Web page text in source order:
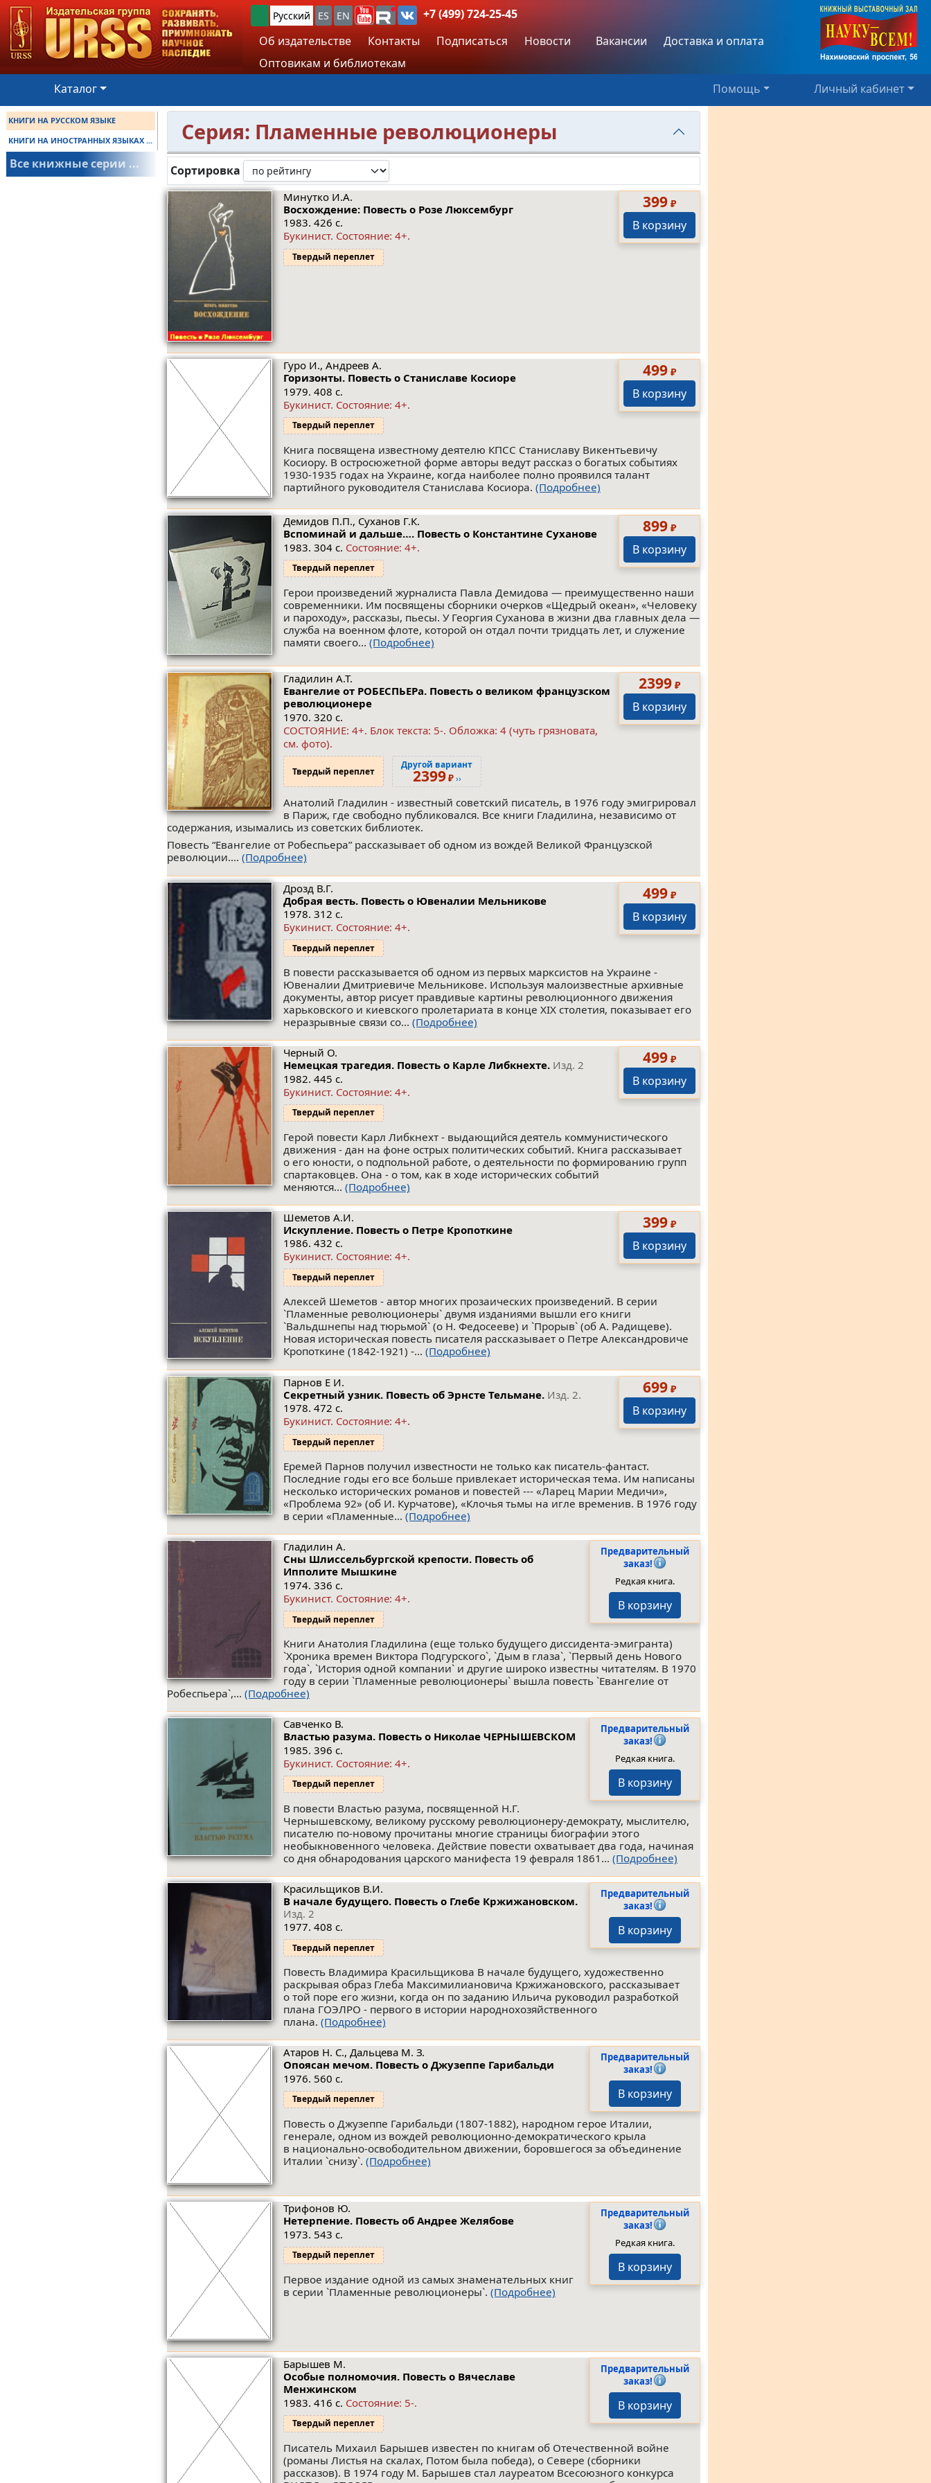
Русский ES EN
+7 (499) 724-25-45
Об издательстве
Контакты Подписаться Новости Вакансии
Доставка и оплата
Оптовикам и библиотекам
Каталог
Помощь Личный кабинет
КНИГИ НА РУССКОМ ЯЗЫКЕ
КНИГИ НА ИНОСТРАННЫХ ЯЗЫКАХ ...
Все книжные серии ...
Серия: Пламенные революционеры
Сортировка
399 ₽
В корзину
Минутко И.А.
Восхождение: Повесть о Розе Люксембург
1983. 426 с.
Букинист. Состояние: 4+.
Твердый переплет
499 ₽
В корзину
Гуро И., Андреев А.
Горизонты. Повесть о Станиславе Косиоре
1979. 408 с.
Букинист. Состояние: 4+.
Твердый переплет
Книга посвящена известному деятелю КПСС Станиславу Викентьевичу
Косиору. В остросюжетной форме авторы ведут рассказ о богатых событиях
1930-1935 годах на Украине, когда наиболее полно проявился талант
партийного руководителя Станислава Косиора. (Подробнее)
899 ₽
В корзину
Демидов П.П., Суханов Г.К.
Вспоминай и дальше…. Повесть о Константине Суханове
1983. 304 с. Состояние: 4+.
Твердый переплет
Герои произведений журналиста Павла Демидова — преимущественно наши
современники. Им посвящены сборники очерков «Щедрый океан», «Человеку
и пароходу», рассказы, пьесы. У Георгия Суханова в жизни два главных дела —
служба на военном флоте, которой он отдал почти тридцать лет, и служение
памяти своего... (Подробнее)
2399 ₽
В корзину
Гладилин А.Т.
Евангелие от РОБЕСПЬЕРа. Повесть о великом французском
революционере
1970. 320 с.
СОСТОЯНИЕ: 4+. Блок текста: 5-. Обложка: 4 (чуть грязновата,
см. фото).
Твердый переплет
Другой вариант
2399₽››
Анатолий Гладилин - известный советский писатель, в 1976 году эмигрировал
в Париж, где свободно публиковался. Все книги Гладилина, независимо от
содержания, изымались из советских библиотек.
Повесть “Евангелие от Робеспьера” рассказывает об одном из вождей Великой Французской
революции.... (Подробнее)
499 ₽
В корзину
Дрозд В.Г.
Добрая весть. Повесть о Ювеналии Мельникове
1978. 312 с.
Букинист. Состояние: 4+.
Твердый переплет
В повести рассказывается об одном из первых марксистов на Украине -
Ювеналии Дмитриевиче Мельникове. Используя малоизвестные архивные
документы, автор рисует правдивые картины революционного движения
харьковского и киевского пролетариата в конце XIX столетия, показывает его
неразрывные связи со... (Подробнее)
499 ₽
В корзину
Черный О.
Немецкая трагедия. Повесть о Карле Либкнехте. Изд. 2
1982. 445 с.
Букинист. Состояние: 4+.
Твердый переплет
Герой повести Карл Либкнехт - выдающийся деятель коммунистического
движения - дан на фоне острых политических событий. Книга рассказывает
о его юности, о подпольной работе, о деятельности по формированию групп
спартаковцев. Она - о том, как в ходе исторических событий
меняются... (Подробнее)
399 ₽
В корзину
Шеметов А.И.
Искупление. Повесть о Петре Кропоткине
1986. 432 с.
Букинист. Состояние: 4+.
Твердый переплет
Алексей Шеметов - автор многих прозаических произведений. В серии
`Пламенные революционеры` двумя изданиями вышли его книги
`Вальдшнепы над тюрьмой` (о Н. Федосееве) и `Прорыв` (об А. Радищеве).
Новая историческая повесть писателя рассказывает о Петре Александровиче
Кропоткине (1842-1921) -... (Подробнее)
699 ₽
В корзину
Парнов Е И.
Секретный узник. Повесть об Эрнсте Тельмане. Изд. 2.
1978. 472 с.
Букинист. Состояние: 4+.
Твердый переплет
Еремей Парнов получил известности не только как писатель-фантаст.
Последние годы его все больше привлекает историческая тема. Им написаны
несколько исторических романов и повестей --- «Ларец Марии Медичи»,
«Проблема 92» (об И. Курчатове), «Клочья тьмы на игле временив. В 1976 году
в серии «Пламенные... (Подробнее)
Предварительный
заказ!
Редкая книга.
В корзину
Гладилин А.
Сны Шлиссельбургской крепости. Повесть об
Ипполите Мышкине
1974. 336 с.
Букинист. Состояние: 4+.
Твердый переплет
Книги Анатолия Гладилина (еще только будущего диссидента-эмигранта)
`Хроника времен Виктора Подгурского`, `Дым в глаза`, `Первый день Нового
года`, `История одной компании` и другие широко известны читателям. В 1970
году в серии `Пламенные революционеры` вышла повесть `Евангелие от
Робеспьера`,... (Подробнее)
Предварительный
заказ!
Редкая книга.
В корзину
Савченко В.
Властью разума. Повесть о Николае ЧЕРНЫШЕВСКОМ
1985. 396 с.
Букинист. Состояние: 4+.
Твердый переплет
В повести Властью разума, посвященной Н.Г.
Чернышевскому, великому русскому революционеру-демократу, мыслителю,
писателю по-новому прочитаны многие страницы биографии этого
необыкновенного человека. Действие повести охватывает два года, начиная
со дня обнародования царского манифеста 19 февраля 1861... (Подробнее)
Предварительный
заказ!
В корзину
Красильщиков В.И.
В начале будущего. Повесть о Глебе Кржижановском.
Изд. 2
1977. 408 с.
Твердый переплет
Повесть Владимира Красильщикова В начале будущего, художественно
раскрывая образ Глеба Максимилиановича Кржижановского, рассказывает
о той поре его жизни, когда он по заданию Ильича руководил разработкой
плана ГОЭЛРО - первого в истории народнохозяйственного
плана. (Подробнее)
Предварительный
заказ!
В корзину
Атаров Н. С., Дальцева М. З.
Опоясан мечом. Повесть о Джузеппе Гарибальди
1976. 560 с.
Твердый переплет
Повесть о Джузеппе Гарибальди (1807-1882), народном герое Италии,
генерале, одном из вождей революционно-демократического крыла
в национально-освободительном движении, боровшегося за объединение
Италии `снизу`. (Подробнее)
Предварительный
заказ!
Редкая книга.
В корзину
Трифонов Ю.
Нетерпение. Повесть об Андрее Желябове
1973. 543 с.
Твердый переплет
Первое издание одной из самых знаменательных книг
в серии `Пламенные революционеры`. (Подробнее)
Предварительный
заказ!
В корзину
Барышев М.
Особые полномочия. Повесть о Вячеславе
Менжинском
1983. 416 с. Состояние: 5-.
Твердый переплет
Писатель Михаил Барышев известен по книгам об Отечественной войне
(романы Листья на скалах, Потом была победа), о Севере (сборники
рассказов). В 1974 году М. Барышев стал лауреатом Всесоюзного конкурса